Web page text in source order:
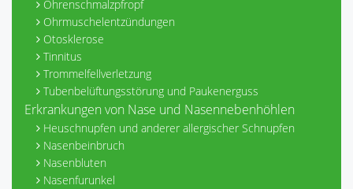
Ohrenschmalzpfropf
Ohrmuschelentzündungen
Otosklerose
Tinnitus
Trommelfellverletzung
Tubenbelüftungsstörung und Paukenerguss
Erkrankungen von Nase und Nasennebenhöhlen
Heuschnupfen und anderer allergischer Schnupfen
Nasenbeinbruch
Nasenbluten
Nasenfurunkel